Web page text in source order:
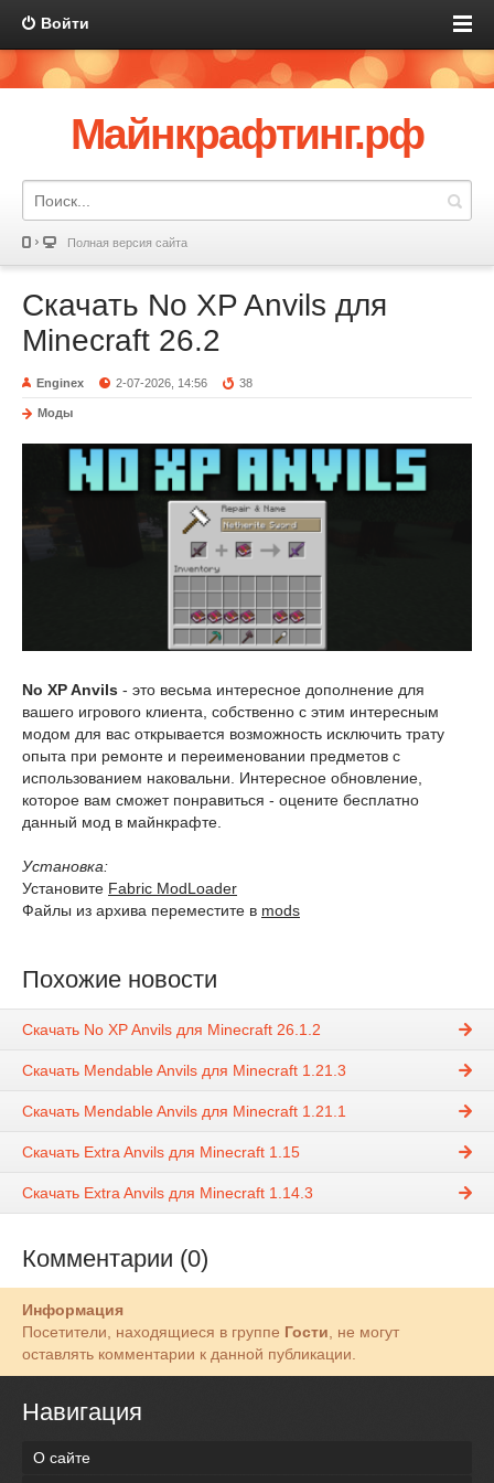
Войти
Майнкрафтинг.рф
Полная версия сайта
Скачать No XP Anvils для
Minecraft 26.2
Enginex 2-07-2026, 14:56 38
Моды
No XP Anvils - это весьма интересное дополнение для
вашего игрового клиента, собственно с этим интересным
модом для вас открывается возможность исключить трату
опыта при ремонте и переименовании предметов с
использованием наковальни. Интересное обновление,
которое вам сможет понравиться - оцените бесплатно
данный мод в майнкрафте.
Установка:
Установите Fabric ModLoader
Файлы из архива переместите в mods
Похожие новости
Скачать No XP Anvils для Minecraft 26.1.2
Скачать Mendable Anvils для Minecraft 1.21.3
Скачать Mendable Anvils для Minecraft 1.21.1
Скачать Extra Anvils для Minecraft 1.15
Скачать Extra Anvils для Minecraft 1.14.3
Комментарии (0)
Информация
Посетители, находящиеся в группе Гости , не могут
оставлять комментарии к данной публикации.
Навигация
О сайте